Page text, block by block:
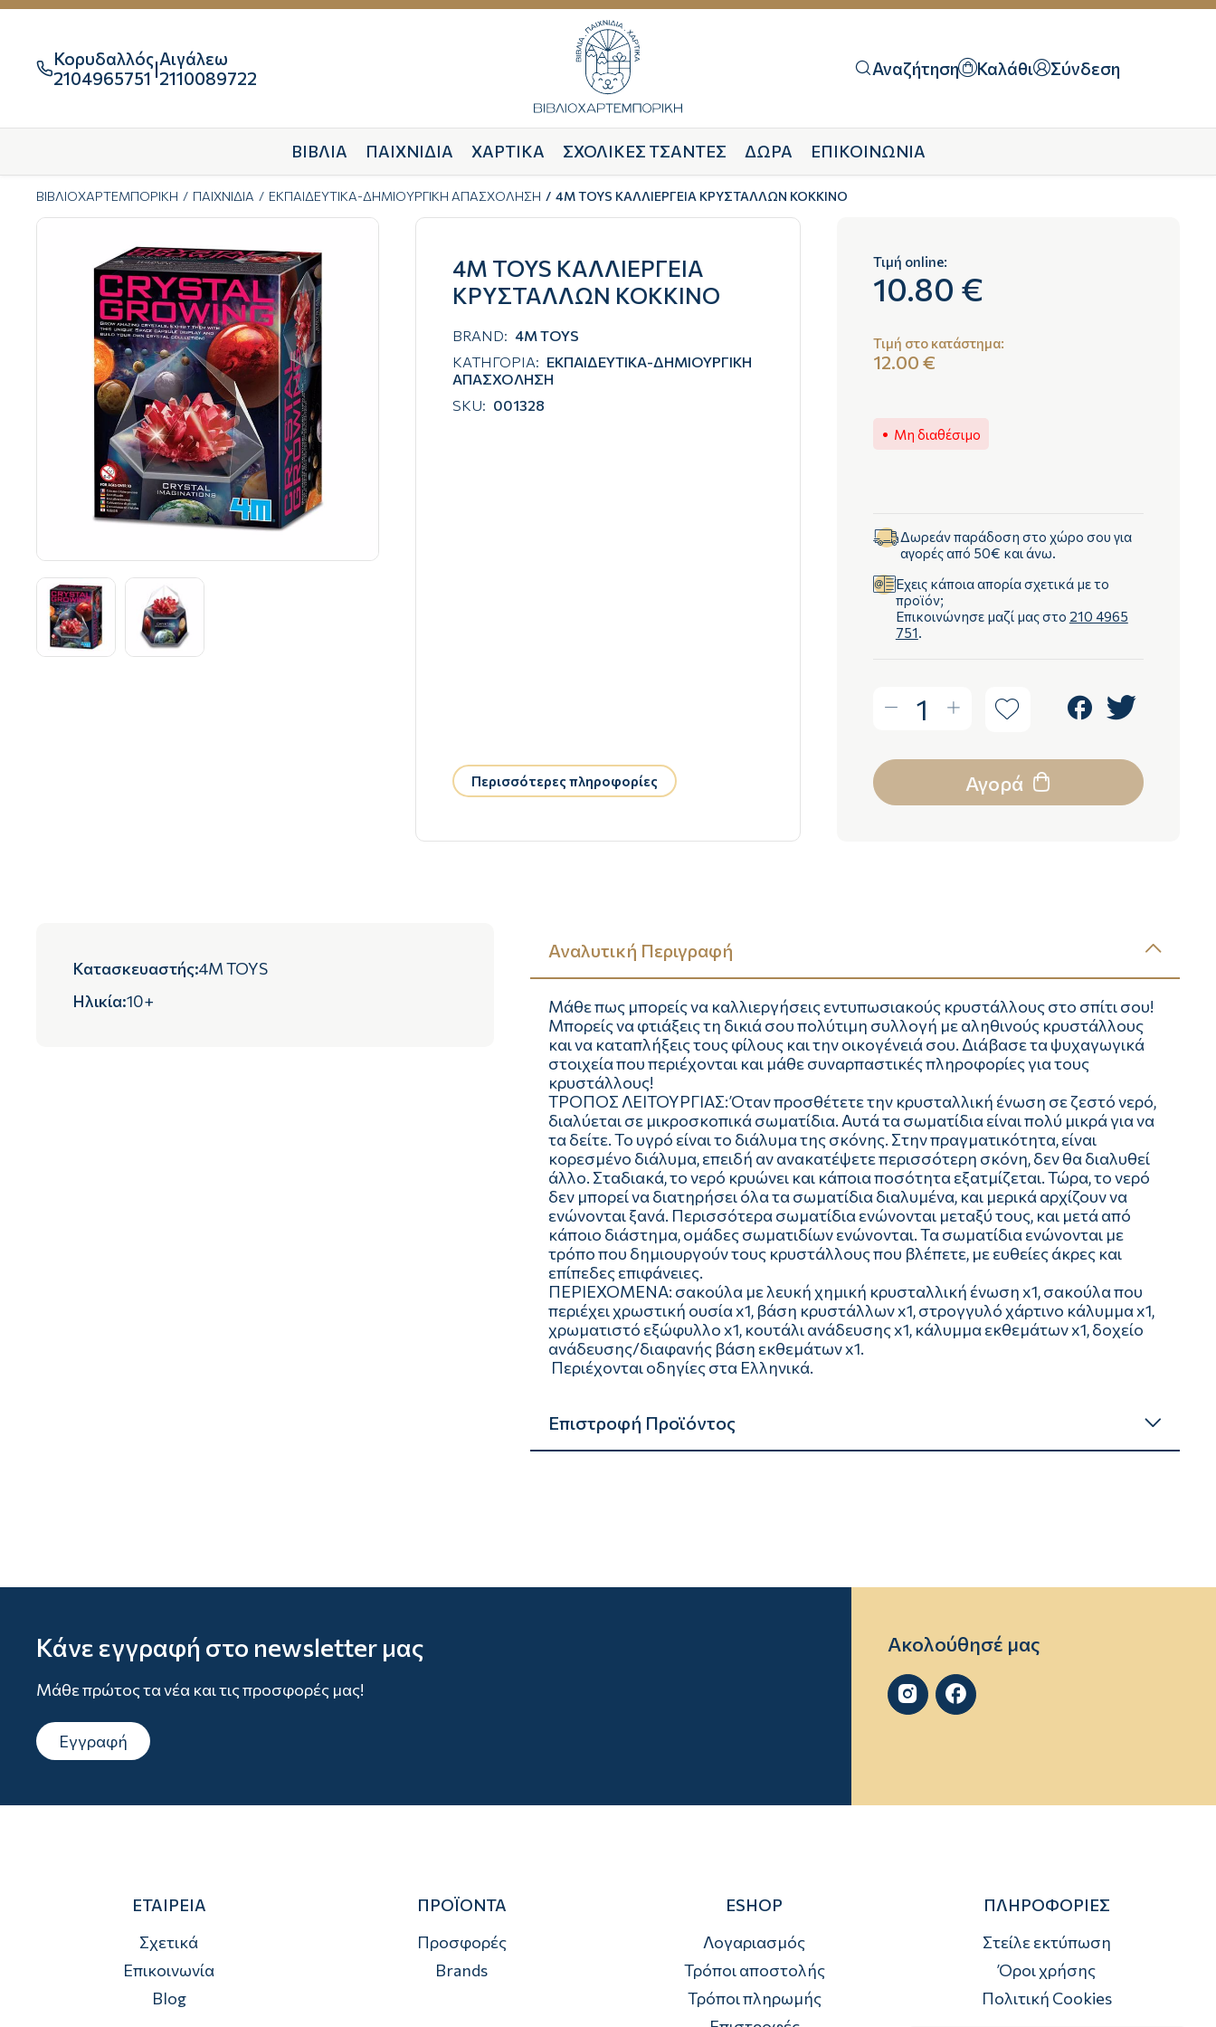
Κορυδαλλός
2104965751 |Αιγάλεω
2110089722
Αναζήτηση Καλάθι Σύνδεση
ΒΙΒΛΙΑ ΠΑΙΧΝΙΔΙΑ ΧΑΡΤΙΚΑ ΣΧΟΛΙΚΕΣ ΤΣΑΝΤΕΣ ΔΩΡΑ ΕΠΙΚΟΙΝΩΝΙΑ
ΒΙΒΛΙΟΧΑΡΤΕΜΠΟΡΙΚΗ ΠΑΙΧΝΙΔΙΑ ΕΚΠΑΙΔΕΥΤΙΚΑ-ΔΗΜΙΟΥΡΓΙΚΗ ΑΠΑΣΧΟΛΗΣΗ 4M TOYS ΚΑΛΛΙΕΡΓΕΙΑ ΚΡΥΣΤΑΛΛΩΝ ΚΟΚΚΙΝΟ
4M TOYS ΚΑΛΛΙΕΡΓΕΙΑ
ΚΡΥΣΤΑΛΛΩΝ ΚΟΚΚΙΝΟ
BRAND: 4M TOYS
ΚΑΤΗΓΟΡΙΑ: ΕΚΠΑΙΔΕΥΤΙΚΑ-ΔΗΜΙΟΥΡΓΙΚΗ
ΑΠΑΣΧΟΛΗΣΗ
SKU: 001328
Περισσότερες πληροφορίες
Τιμή online:
10.80 €
Τιμή στο κατάστημα:
12.00 €
Μη διαθέσιμο
Δωρεάν παράδοση στο χώρο σου για
αγορές από 50€ και άνω.
Έχεις κάποια απορία σχετικά με το
προϊόν;
Επικοινώνησε μαζί μας στο 210 4965
751
1
Αγορά
Κατασκευαστής:4M TOYS
Ηλικία:10+
Αναλυτική Περιγραφή
Μάθε πως μπορείς να καλλιεργήσεις εντυπωσιακούς κρυστάλλους στο σπίτι σου!
Μπορείς να φτιάξεις τη δικιά σου πολύτιμη συλλογή με αληθινούς κρυστάλλους
και να καταπλήξεις τους φίλους και την οικογένειά σου. Διάβασε τα ψυχαγωγικά
στοιχεία που περιέχονται και μάθε συναρπαστικές πληροφορίες για τους
κρυστάλλους!
ΤΡΟΠΟΣ ΛΕΙΤΟΥΡΓΙΑΣ: Όταν προσθέτετε την κρυσταλλική ένωση σε ζεστό νερό,
διαλύεται σε μικροσκοπικά σωματίδια. Αυτά τα σωματίδια είναι πολύ μικρά για να
τα δείτε. Το υγρό είναι το διάλυμα της σκόνης. Στην πραγματικότητα, είναι
κορεσμένο διάλυμα, επειδή αν ανακατέψετε περισσότερη σκόνη, δεν θα διαλυθεί
άλλο. Σταδιακά, το νερό κρυώνει και κάποια ποσότητα εξατμίζεται. Τώρα, το νερό
δεν μπορεί να διατηρήσει όλα τα σωματίδια διαλυμένα, και μερικά αρχίζουν να
ενώνονται ξανά. Περισσότερα σωματίδια ενώνονται μεταξύ τους, και μετά από
κάποιο διάστημα, ομάδες σωματιδίων ενώνονται. Τα σωματίδια ενώνονται με
τρόπο που δημιουργούν τους κρυστάλλους που βλέπετε, με ευθείες άκρες και
επίπεδες επιφάνειες.
ΠΕΡΙΕΧΟΜΕΝΑ: σακούλα με λευκή χημική κρυσταλλική ένωση x1, σακούλα που
περιέχει χρωστική ουσία x1, βάση κρυστάλλων x1, στρογγυλό χάρτινο κάλυμμα x1,
χρωματιστό εξώφυλλο x1, κουτάλι ανάδευσης x1, κάλυμμα εκθεμάτων x1, δοχείο
ανάδευσης/διαφανής βάση εκθεμάτων x1.
Περιέχονται οδηγίες στα Ελληνικά.
Επιστροφή Προϊόντος
Κάνε εγγραφή στο newsletter μας
Μάθε πρώτος τα νέα και τις προσφορές μας!
Εγγραφή
Ακολούθησέ μας
 
ΕΤΑΙΡΕΙΑ
Σχετικά
Επικοινωνία
Blog
ΠΡΟΪΟΝΤΑ
Προσφορές
Brands
ESHOP
Λογαριασμός
Τρόποι αποστολής
Τρόποι πληρωμής
ΠΛΗΡΟΦΟΡΙΕΣ
Στείλε εκτύπωση
Όροι χρήσης
Πολιτική Cookies